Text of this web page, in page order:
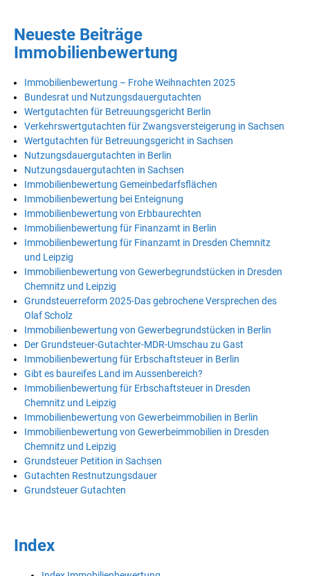
Neueste Beiträge
Immobilienbewertung
Immobilienbewertung – Frohe Weihnachten 2025
Bundesrat und Nutzungsdauergutachten
Wertgutachten für Betreuungsgericht Berlin
Verkehrswertgutachten für Zwangsversteigerung in Sachsen
Wertgutachten für Betreuungsgericht in Sachsen
Nutzungsdauergutachten in Berlin
Nutzungsdauergutachten in Sachsen
Immobilienbewertung Gemeinbedarfsflächen
Immobilienbewertung bei Enteignung
Immobilienbewertung von Erbbaurechten
Immobilienbewertung für Finanzamt in Berlin
Immobilienbewertung für Finanzamt in Dresden Chemnitz
und Leipzig
Immobilienbewertung von Gewerbegrundstücken in Dresden
Chemnitz und Leipzig
Grundsteuerreform 2025-Das gebrochene Versprechen des
Olaf Scholz
Immobilienbewertung von Gewerbegrundstücken in Berlin
Der Grundsteuer-Gutachter-MDR-Umschau zu Gast
Immobilienbewertung für Erbschaftsteuer in Berlin
Gibt es baureifes Land im Aussenbereich?
Immobilienbewertung für Erbschaftsteuer in Dresden
Chemnitz und Leipzig
Immobilienbewertung von Gewerbeimmobilien in Berlin
Immobilienbewertung von Gewerbeimmobilien in Dresden
Chemnitz und Leipzig
Grundsteuer Petition in Sachsen
Gutachten Restnutzungsdauer
Grundsteuer Gutachten
Index